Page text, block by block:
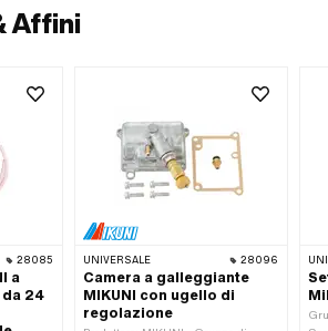
Affini
28085
a
24
UNIVERSALE 28096
Camera a galleggiante
MIKUNI con ugello di
regolazione